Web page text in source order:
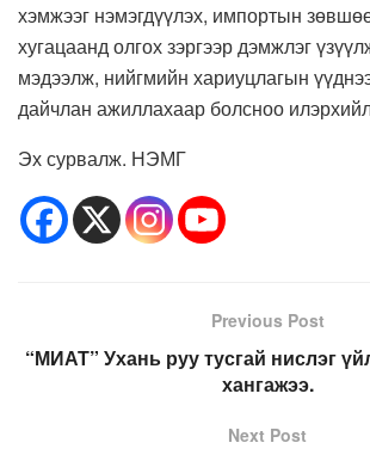
хэмжээг нэмэгдүүлэх, импортын
хугацаанд олгох зэргээр дэмжлэг
мэдээлж, нийгмийн хариуцлагын
дайчлан ажиллахаар болсноо
Эх сурвалж. НЭМГ
Previous Post
“МИАТ” Ухань руу тусгай нислэг
хангажээ.
Next Post